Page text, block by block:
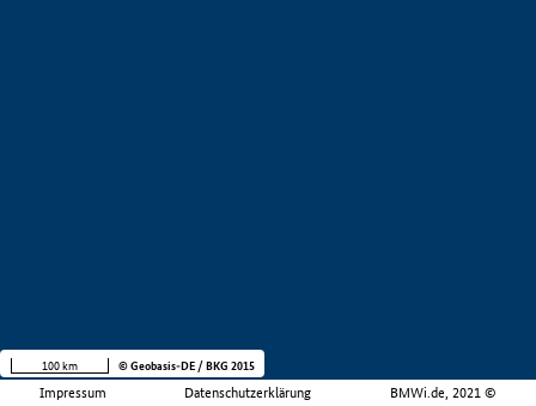
Impressum Datenschutzerklärung BMWi.de, 2021 ©
100 km © Geobasis-DE / BKG 2015